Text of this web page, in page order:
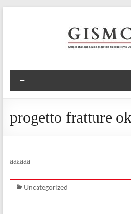
progetto fratture ok
aaaaaa
Uncategorized